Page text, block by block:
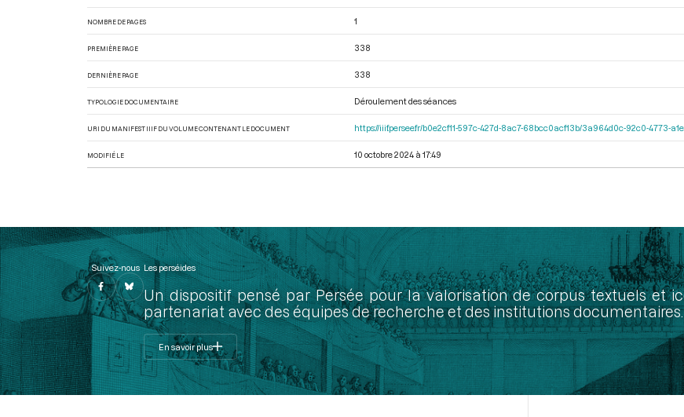
NOMBRE DE PAGES 1
PREMIÈRE PAGE 338
DERNIÈRE PAGE 338
TYPOLOGIE DOCUMENTAIRE Déroulement des séances
URI DU MANIFEST IIIF DU VOLUME CONTENANT LE DOCUMENT https://iiif.persee.fr/b0e2cf11-597c-427d-8ac7-68bcc0acf13b/3a964d0c-92c0-4773-
MODIFIÉ LE 10 octobre 2024 à 17:49
Suivez-nous Les perséides
Un dispositif pensé par Persée pour la valorisation de corpus textuels et
partenariat avec des équipes de recherche et des institutions documentaires.
En savoir plus